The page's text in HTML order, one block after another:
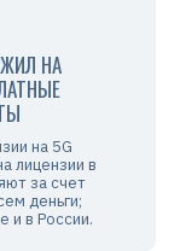
НА
на 5G
лицензии в
за счет
деньги;
и в России.